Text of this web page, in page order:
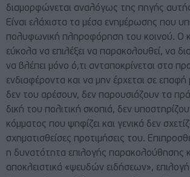
διαμορφώνεται αναλόγως της πηγής
Είναι ελάχιστα τα μέσα ενημέρωσης που
πολυφωνική πληροφόρηση του κοινού. Ο
εύκολα να επιλέξει να παρακολουθεί, να
να βλέπει μόνο ό,τι ανταποκρίνεται στα
ενδιαφέροντα και να μην έρχεται σε
δεν του αρέσουν, δεν παρουσιάζουν τα
δική του πολιτική σκοπιά, δεν
κόμματος που ψηφίζει και γενικά δεν
σχηματισθείσες προτιμήσεις του.
η δυνατότητα επιλογής παρακολούθησης
αποκλειστικά «ψευδών ειδήσεων»,